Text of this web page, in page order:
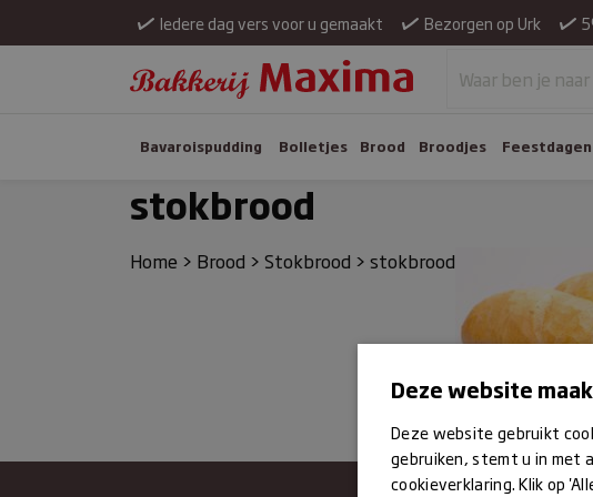
Iedere dag vers voor u gemaakt Bezorgen op Urk
Bavaroispudding Bolletjes Brood Broodjes Feestdagen
stokbrood
Home > Brood > Stokbrood > stokbrood
Deze website
Deze website gebruikt
gebruiken, stemt u in met
cookieverklaring. Klik op